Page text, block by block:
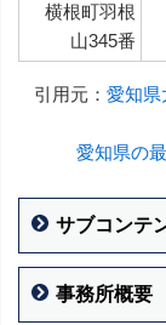
横根町羽根
山345番
引用元： 愛知県
愛知県の
サブコンテ
事務所概要